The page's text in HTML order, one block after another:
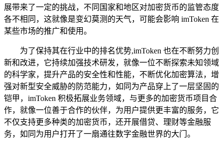
展带来了一定的挑战，不同国家和地区对加密货币的监管态度
各不相同，这就像是变幻莫测的天气，可能会影响 imToken 在
某些市场的推广和使用。
为了保持其在行业中的排名优势,imToken 也在不断努力创
新和改进，它持续加强技术研发，就像一位不断探索未知领域
的科学家，提升产品的安全性和性能，不断优化加密算法，增
强对新型安全威胁的防范能力，如同为产品穿上了一层坚固的
铠甲，imToken 积极拓展业务领域，与更多的加密货币项目合
作，就像一位善于合作的伙伴，为用户提供更丰富的服务，它
不仅支持更多种类的加密货币，还开展借贷、理财等金融服
务，如同为用户打开了一扇通往数字金融世界的大门。